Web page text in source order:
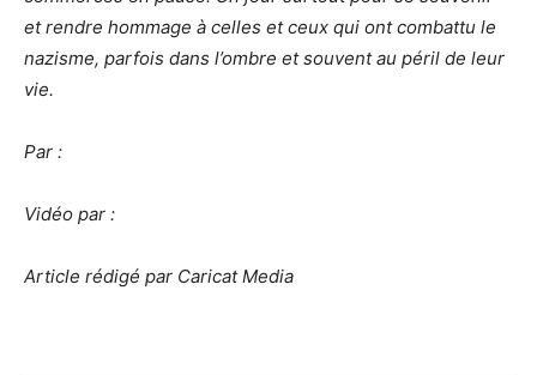
et rendre hommage à celles et ceux qui ont combattu le
nazisme, parfois dans l’ombre et souvent au péril de leur
vie.
Par :
Vidéo par :
Article rédigé par Caricat Media